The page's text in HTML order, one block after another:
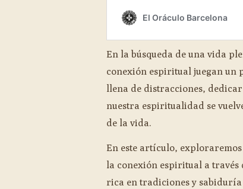
En la búsqueda de una vida
conexión espiritual juegan un
llena de distracciones,
nuestra espiritualidad se
de la vida.
En este artículo,
la conexión espiritual a
rica en tradiciones y